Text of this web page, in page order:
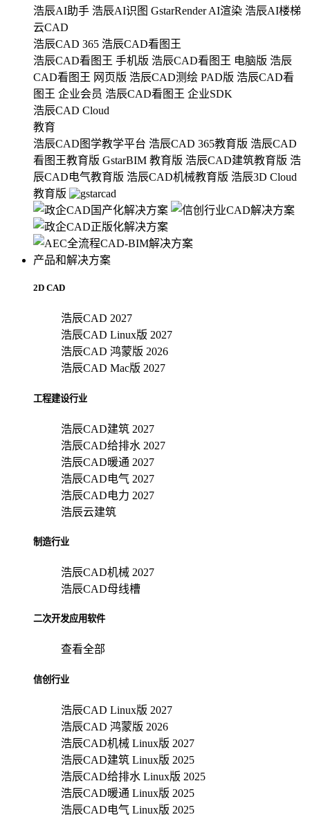
浩辰AI助手 浩辰AI识图 GstarRender AI渲染 浩辰AI楼梯
云CAD
浩辰CAD 365 浩辰CAD看图王
浩辰CAD看图王 手机版 浩辰CAD看图王 电脑版 浩辰
CAD看图王 网页版 浩辰CAD测绘 PAD版 浩辰CAD看
图王 企业会员 浩辰CAD看图王 企业SDK
浩辰CAD Cloud
教育
浩辰CAD图学教学平台 浩辰CAD 365教育版 浩辰CAD
看图王教育版 GstarBIM 教育版 浩辰CAD建筑教育版 浩
辰CAD电气教育版 浩辰CAD机械教育版 浩辰3D Cloud
教育版
产品和解决方案
2D CAD
浩辰CAD 2027
浩辰CAD Linux版 2027
浩辰CAD 鸿蒙版 2026
浩辰CAD Mac版 2027
工程建设行业
浩辰CAD建筑 2027
浩辰CAD给排水 2027
浩辰CAD暖通 2027
浩辰CAD电气 2027
浩辰CAD电力 2027
浩辰云建筑
制造行业
浩辰CAD机械 2027
浩辰CAD母线槽
二次开发应用软件
查看全部
信创行业
浩辰CAD Linux版 2027
浩辰CAD 鸿蒙版 2026
浩辰CAD机械 Linux版 2027
浩辰CAD建筑 Linux版 2025
浩辰CAD给排水 Linux版 2025
浩辰CAD暖通 Linux版 2025
浩辰CAD电气 Linux版 2025